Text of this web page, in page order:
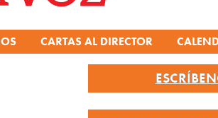
CARTAS AL DIRECTOR